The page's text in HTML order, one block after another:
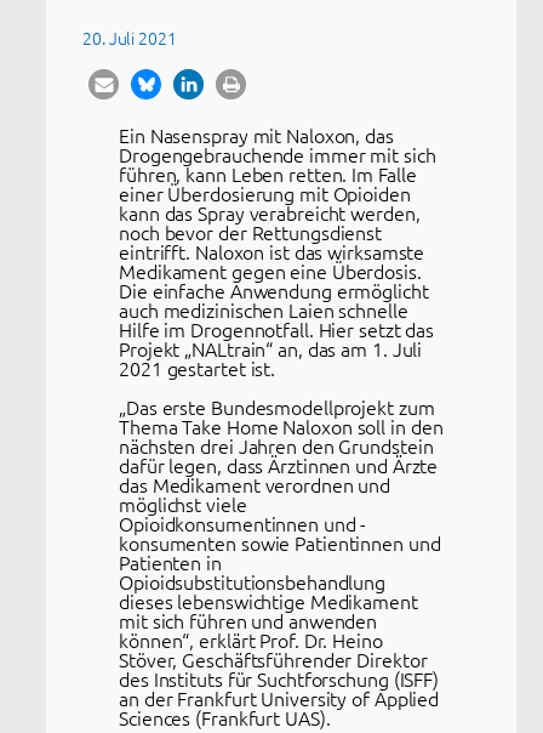
20. Juli 2021
Ein Nasenspray mit Naloxon, das
Drogengebrauchende immer mit sich
führen, kann Leben retten. Im Falle
einer Überdosierung mit Opioiden
kann das Spray verabreicht werden,
noch bevor der Rettungsdienst
eintrifft. Naloxon ist das wirksamste
Medikament gegen eine Überdosis.
Die einfache Anwendung ermöglicht
auch medizinischen Laien schnelle
Hilfe im Drogennotfall. Hier setzt das
Projekt „NALtrain“ an, das am 1. Juli
2021 gestartet ist.
„Das erste Bundesmodellprojekt zum
Thema Take Home Naloxon soll in den
nächsten drei Jahren den Grundstein
dafür legen, dass Ärztinnen und Ärzte
das Medikament verordnen und
möglichst viele
Opioidkonsumentinnen und -
konsumenten sowie Patientinnen und
Patienten in
Opioidsubstitutionsbehandlung
dieses lebenswichtige Medikament
mit sich führen und anwenden
können“, erklärt Prof. Dr. Heino
Stöver, Geschäftsführender Direktor
des Instituts für Suchtforschung (ISFF)
an der Frankfurt University of Applied
Sciences (Frankfurt UAS).